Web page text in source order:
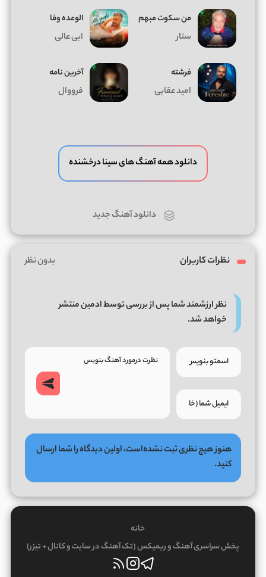
من سکوت مبهم
ستار
الوعده وفا
ابی عالی
فرشته
امید عقابی
آخرین نامه
فرووال
دانلود همه آهنگ های سینا درخشنده
دانلود آهنگ جدید
نظرات کاربران بدون نظر
نظر ارزشمند شما پس از بررسی توسط ادمین منتشر
خواهد شد.
هنوز هیچ نظری ثبت نشده‌است، اولین دیدگاه را شما ارسال
کنید.
خانه
پخش سراسری آهنگ و ریمیکس (تک آهنگ در سایت و کانال + تیزر)